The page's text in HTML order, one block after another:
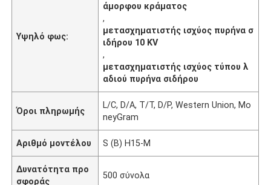
Υψηλό φως:
άμορφου κράματος
,
μετασχηματιστής ισχύος πυρήνα σ
ιδήρου 10 KV
,
μετασχηματιστής ισχύος τύπου λ
αδιού πυρήνα σιδήρου
Όροι πληρωμής
L/C, D/A, T/T, D/P, Western Union, Mo
neyGram
Αριθμό μοντέλου S (Β) H15-Μ
Δυνατότητα προ
σφοράς
500 σύνολα